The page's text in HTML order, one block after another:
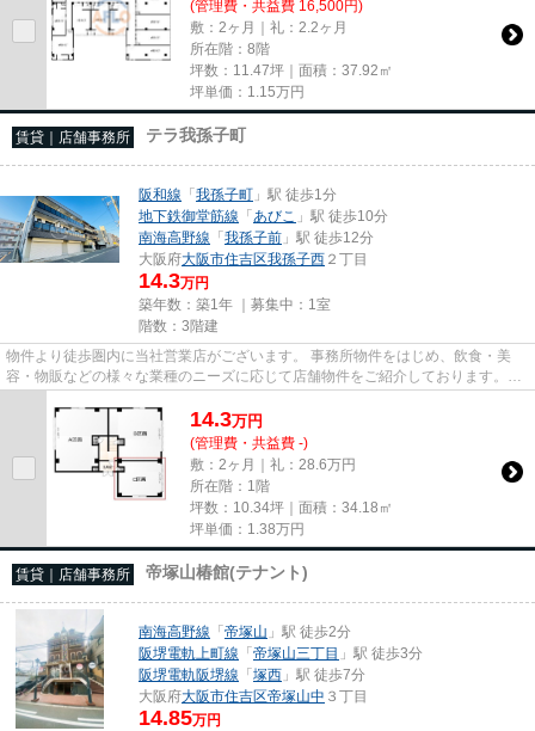
(管理費・共益費 16,500円)
敷：2ヶ月｜礼：2.2ヶ月
所在階：8階
坪数：11.47坪｜面積：37.92㎡
坪単価： 1.15万円
賃貸｜店舗事務所 テラ我孫子町
阪和線 「我孫子町 」駅 徒歩1分
地下鉄御堂筋線 「あびこ 」駅 徒歩10分
南海高野線 「我孫子前 」駅 徒歩12分
大阪府大阪市住吉区我孫子西 ２丁目
14.3万円
築年数：築1年 ｜募集中： 1室
階数：3階建
物件より徒歩圏内に当社営業店がございます。 事務所物件をはじめ、飲食・美
容・物販などの様々な業種のニーズに応じて店舗物件をご紹介しております。
尚、弊社ではおとり広告は一切...
14.3万円
(管理費・共益費 -)
敷：2ヶ月｜礼：28.6万円
所在階：1階
坪数：10.34坪｜面積：34.18㎡
坪単価： 1.38万円
賃貸｜店舗事務所 帝塚山椿館(テナント)
南海高野線 「帝塚山 」駅 徒歩2分
阪堺電軌上町線 「帝塚山三丁目 」駅 徒歩3分
阪堺電軌阪堺線 「塚西 」駅 徒歩7分
大阪府大阪市住吉区帝塚山中 ３丁目
14.85万円